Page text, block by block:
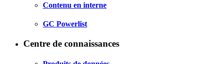
Contenu en interne
GC Powerlist
Centre de connaissances